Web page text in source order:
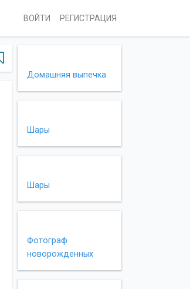
ВОЙТИ РЕГИСТРАЦИЯ
Домашняя выпечка
Шары
Шары
Фотограф
новорожденных